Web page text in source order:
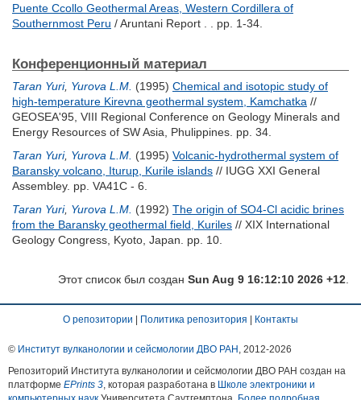
Puente Ccollo Geothermal Areas, Western Cordillera of
Southernmost Peru / Aruntani Report . . pp. 1-34.
Конференционный материал
Taran Yuri, Yurova L.M. (1995) Chemical and isotopic study of
high-temperature Kirevna geothermal system, Kamchatka //
GEOSEA'95, VIII Regional Conference on Geology Minerals and
Energy Resources of SW Asia, Phulippines. pp. 34.
Taran Yuri, Yurova L.M. (1995) Volcanic-hydrothermal system of
Baransky volcano, Iturup, Kurile islands // IUGG XXI General
Assembley. pp. VA41C - 6.
Taran Yuri, Yurova L.M. (1992) The origin of SO4-Cl acidic brines
from the Baransky geothermal field, Kuriles // XIX International
Geology Congress, Kyoto, Japan. pp. 10.
Этот список был создан Sun Aug 9 16:12:10 2026 +12
О репозитории Политика репозитория Контакты
© Институт вулканологии и сейсмологии ДВО РАН , 2012-2026
Репозиторий Института вулканологии и сейсмологии ДВО РАН создан на
платформе EPrints 3, которая разработана в Школе электроники и